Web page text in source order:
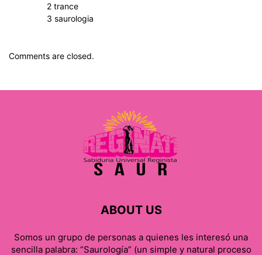
2 trance
3 saurologia
Comments are closed.
ABOUT US
Somos un grupo de personas a quienes les interesó una
sencilla palabra: “Saurología” (un simple y natural proceso